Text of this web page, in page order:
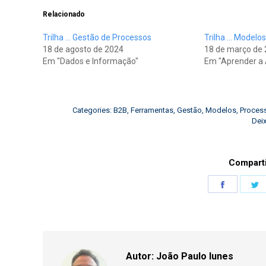
Relacionado
Trilha … Gestão de Processos
18 de agosto de 2024
Em "Dados e Informação"
Trilha …
18 de março de
Em "Aprender
Categories: B2B, Ferramentas, Gestão, Modelos,
Autor: João Paulo Iunes